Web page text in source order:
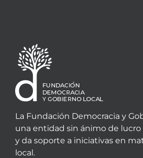
La Fundación Democracia y
una entidad sin ánimo de
y da soporte a iniciativas en
local.